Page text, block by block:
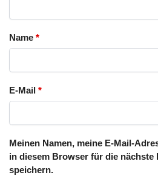
Name *
E-Mail *
Meinen Namen, meine E-Mail-
in diesem Browser für die nächste
speichern.